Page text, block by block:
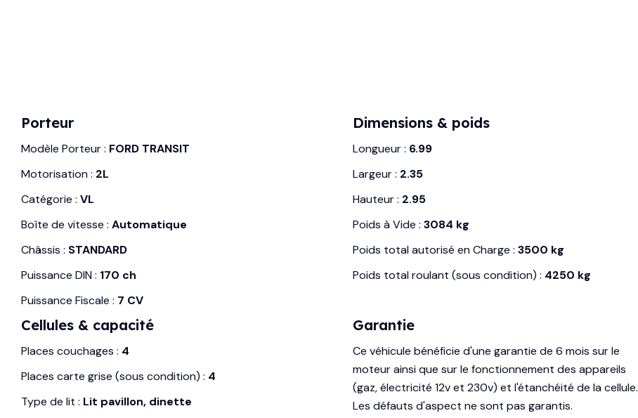
Porteur
Modèle Porteur : FORD TRANSIT
Motorisation : 2L
Catégorie : VL
Boîte de vitesse : Automatique
Châssis : STANDARD
Puissance DIN : 170 ch
Puissance Fiscale : 7 CV
Dimensions & poids
Longueur : 6.99
Largeur : 2.35
Hauteur : 2.95
Poids à Vide :3084 kg
Poids total autorisé en Charge :3500 kg
Poids total roulant (sous condition) : 4250 kg
Cellules & capacité
Places couchages : 4
Places carte grise (sous condition) : 4
Type de lit : Lit pavillon, dinette
Garantie
Ce véhicule bénéficie d'une garantie de 6 mois sur le
moteur ainsi que sur le fonctionnement des appareils
(gaz, électricité 12v et 230v) et l'étanchéité de la cellule.
Les défauts d'aspect ne sont pas garantis.